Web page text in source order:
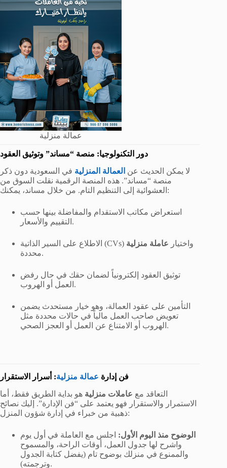
عمالة منزلية
دور التكنولوجيا: منصة “مساند” وتوثيق العقود
لا يمكن الحديث عن العمالة المنزلية في السعودية دون ذكر
منصة “مساند”. هذه المنصة الرقمية نقلت السوق من
العشوائية إلى التنظيم التام. من خلال مساند، يمكنك:
استعراض مكاتب الاستقدام والمفاضلة بينها حسب
التقييم والأسعار.
الاطلاع على السير الذاتية (CVs) واختيار عاملة منزلية
محددة.
توثيق العقود إلكترونياً لضمان حقك في حال رفض
العمل أو الهروب.
التأمين على عقود العمالة، وهو خيار مستحدث يضمن
تعويض صاحب العمل مالياً في حالات محددة مثل
الهروب أو الامتناع عن العمل أو العجز الصحي.
فن إدارة عمالة منزلية
التعاقد مع عاملات منزلية هو بداية الطريق فقط، أما
الاستمرار والاستقرار فهو يعتمد على “فن الإدارة”. إليك نصائح
ذهبية من خبراء في إدارة شؤون المنزل:
الوضوح منذ اليوم الأول: اجلس مع العاملة في أول يوم
واشرح لها جدول العمل، أوقات الراحة، والمسموح
والممنوع في منزلك بوضوح تام (يفضل كتابة الجدول
وترجمته).